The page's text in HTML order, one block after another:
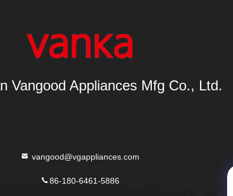
Vangood Appliances Mfg Co., Ltd.
vangood@vgappliances.com
86-180-6461-5886